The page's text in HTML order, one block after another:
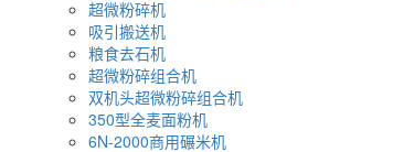
超微粉碎机
吸引搬送机
粮食去石机
超微粉碎组合机
双机头超微粉碎组合机
350型全麦面粉机
6N-2000商用碾米机